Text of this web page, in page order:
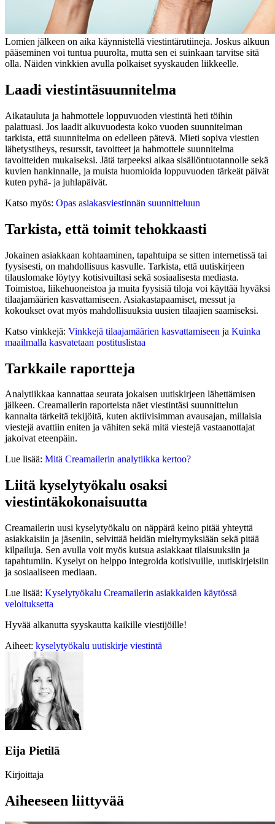
Lomien jälkeen on aika käynnistellä viestintärutiineja. Joskus alkuun
pääseminen voi tuntua puurolta, mutta sen ei suinkaan tarvitse sitä
olla. Näiden vinkkien avulla polkaiset syyskauden liikkeelle.
Laadi viestintäsuunnitelma
Aikatauluta ja hahmottele loppuvuoden viestintä heti töihin
palattuasi. Jos laadit alkuvuodesta koko vuoden suunnitelman
tarkista, että suunnitelma on edelleen pätevä. Mieti sopiva viestien
lähetystiheys, resurssit, tavoitteet ja hahmottele suunnitelma
tavoitteiden mukaiseksi. Jätä tarpeeksi aikaa sisällöntuotannolle sekä
kuvien hankinnalle, ja muista huomioida loppuvuoden tärkeät päivät
kuten pyhä- ja juhlapäivät.
Katso myös: Opas asiakasviestinnän suunnitteluun
Tarkista, että toimit tehokkaasti
Jokainen asiakkaan kohtaaminen, tapahtuipa se sitten internetissä tai
fyysisesti, on mahdollisuus kasvulle. Tarkista, että uutiskirjeen
tilauslomake löytyy kotisivuiltasi sekä sosiaalisesta mediasta.
Toimistoa, liikehuoneistoa ja muita fyysisiä tiloja voi käyttää hyväksi
tilaajamäärien kasvattamiseen. Asiakastapaamiset, messut ja
kokoukset ovat myös mahdollisuuksia uusien tilaajien saamiseksi.
Katso vinkkejä: Vinkkejä tilaajamäärien kasvattamiseen ja Kuinka
maailmalla kasvatetaan postituslistaa
Tarkkaile raportteja
Analytiikkaa kannattaa seurata jokaisen uutiskirjeen lähettämisen
jälkeen. Creamailerin raporteista näet viestintäsi suunnittelun
kannalta tärkeitä tekijöitä, kuten aktiivisimman avausajan, millaisia
viestejä avattiin eniten ja vähiten sekä mitä viestejä vastaanottajat
jakoivat eteenpäin.
Lue lisää: Mitä Creamailerin analytiikka kertoo?
Liitä kyselytyökalu osaksi
viestintäkokonaisuutta
Creamailerin uusi kyselytyökalu on näppärä keino pitää yhteyttä
asiakkaisiin ja jäseniin, selvittää heidän mieltymyksiään sekä pitää
kilpailuja. Sen avulla voit myös kutsua asiakkaat tilaisuuksiin ja
tapahtumiin. Kyselyt on helppo integroida kotisivuille, uutiskirjeisiin
ja sosiaaliseen mediaan.
Lue lisää: Kyselytyökalu Creamailerin asiakkaiden käytössä
veloituksetta
Hyvää alkanutta syyskautta kaikille viestijöille!
Aiheet: kyselytyökalu uutiskirje viestintä
Eija Pietilä
Kirjoittaja
Aiheeseen liittyvää